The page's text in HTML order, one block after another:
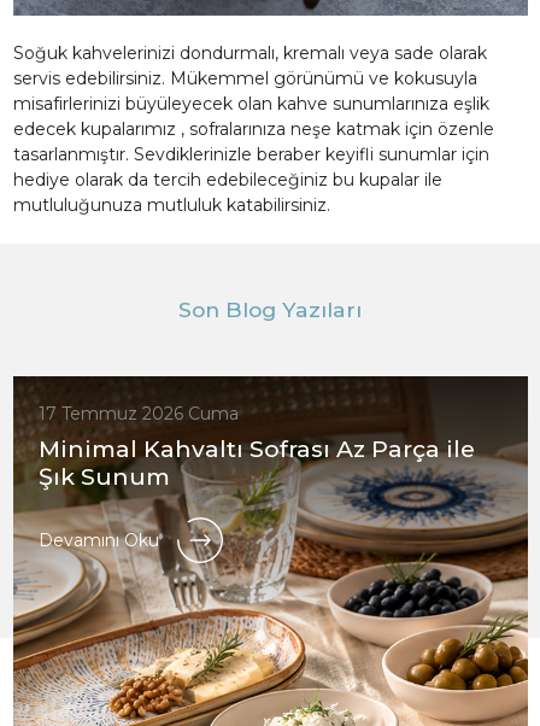
Soğuk kahvelerinizi dondurmalı, kremalı veya sade olarak
servis edebilirsiniz. Mükemmel görünümü ve kokusuyla
misafirlerinizi büyüleyecek olan kahve sunumlarınıza eşlik
edecek kupalarımız , sofralarınıza neşe katmak için özenle
tasarlanmıştır. Sevdiklerinizle beraber keyifli sunumlar için
hediye olarak da tercih edebileceğiniz bu kupalar ile
mutluluğunuza mutluluk katabilirsiniz.
Son Blog Yazıları
17 Temmuz 2026 Cuma
Minimal Kahvaltı Sofrası Az Parça ile
Şık Sunum
Devamını Oku